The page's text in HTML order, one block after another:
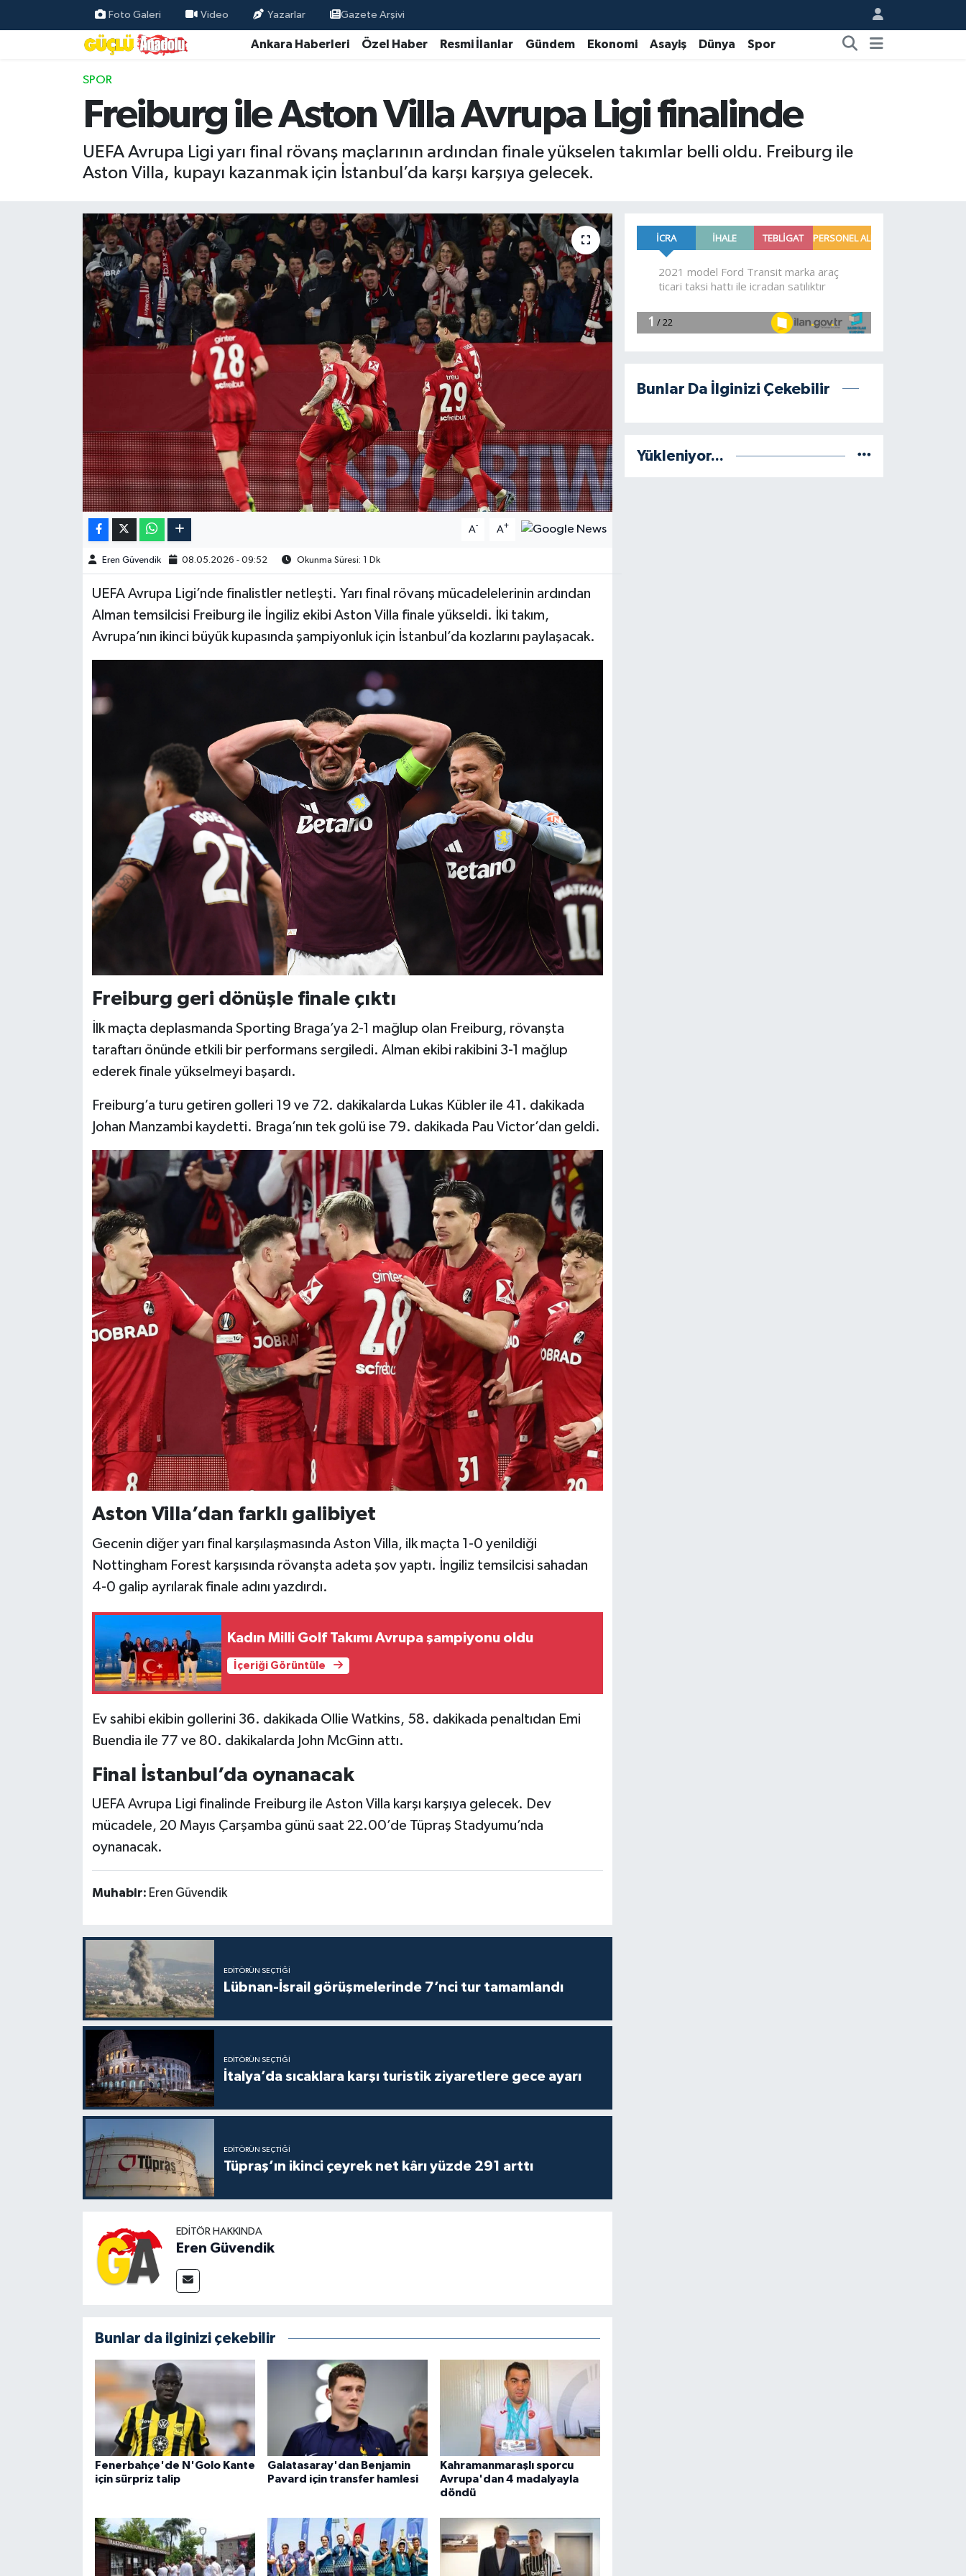
Foto Galeri Video Yazarlar Gazete Arşivi
Ankara Haberleri Özel Haber Resmi İlanlar Gündem Ekonomi Asayiş Dünya Spor
SPOR
Freiburg ile Aston Villa Avrupa Ligi finalinde
UEFA Avrupa Ligi yarı final rövanş maçlarının ardından finale yükselen takımlar belli oldu. Freiburg ile
Aston Villa, kupayı kazanmak için İstanbul’da karşı karşıya gelecek.
A- A+
Eren Güvendik 08.05.2026 - 09:52 Okunma Süresi: 1 Dk
UEFA Avrupa Ligi’nde finalistler netleşti. Yarı final rövanş mücadelelerinin ardından
Alman temsilcisi Freiburg ile İngiliz ekibi Aston Villa finale yükseldi. İki takım,
Avrupa’nın ikinci büyük kupasında şampiyonluk için İstanbul’da kozlarını paylaşacak.
Freiburg geri dönüşle finale çıktı
İlk maçta deplasmanda Sporting Braga’ya 2-1 mağlup olan Freiburg, rövanşta
taraftarı önünde etkili bir performans sergiledi. Alman ekibi rakibini 3-1 mağlup
ederek finale yükselmeyi başardı.
Freiburg’a turu getiren golleri 19 ve 72. dakikalarda Lukas Kübler ile 41. dakikada
Johan Manzambi kaydetti. Braga’nın tek golü ise 79. dakikada Pau Victor’dan geldi.
Aston Villa’dan farklı galibiyet
Gecenin diğer yarı final karşılaşmasında Aston Villa, ilk maçta 1-0 yenildiği
Nottingham Forest karşısında rövanşta adeta şov yaptı. İngiliz temsilcisi sahadan
4-0 galip ayrılarak finale adını yazdırdı.
Kadın Milli Golf Takımı Avrupa şampiyonu oldu
İçeriği Görüntüle
Ev sahibi ekibin gollerini 36. dakikada Ollie Watkins, 58. dakikada penaltıdan Emi
Buendia ile 77 ve 80. dakikalarda John McGinn attı.
Final İstanbul’da oynanacak
UEFA Avrupa Ligi finalinde Freiburg ile Aston Villa karşı karşıya gelecek. Dev
mücadele, 20 Mayıs Çarşamba günü saat 22.00’de Tüpraş Stadyumu’nda
oynanacak.
Muhabir: Eren Güvendik
EDITÖRÜN SEÇTIĞI
Lübnan-İsrail görüşmelerinde 7’nci tur tamamlandı
EDITÖRÜN SEÇTIĞI
İtalya’da sıcaklara karşı turistik ziyaretlere gece ayarı
EDITÖRÜN SEÇTIĞI
Tüpraş’ın ikinci çeyrek net kârı yüzde 291 arttı
EDITÖR HAKKINDA
Eren Güvendik
Bunlar da ilginizi çekebilir
Fenerbahçe'de N'Golo Kante
için sürpriz talip
Galatasaray'dan Benjamin
Pavard için transfer hamlesi
Kahramanmaraşlı sporcu
Avrupa'dan 4 madalyayla
döndü
Bunlar Da İlginizi Çekebilir
Yükleniyor...
Özel Haber
Resmi İlanlar
Ekonomi
Hava Durumu
Kim kimdir?
Teknoloji